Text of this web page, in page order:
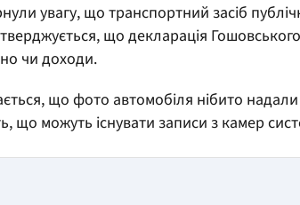
увагу, що транспортний засіб
що декларація Гошовського
чи доходи.
що фото автомобіля нібито
що можуть існувати записи з камер